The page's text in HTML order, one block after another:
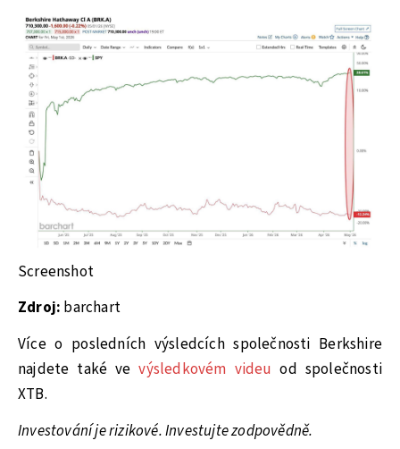
Screenshot
Zdroj: barchart
Více o posledních výsledcích společnosti Berkshire
najdete také vevýsledkovém videu od společnosti
XTB.
Investování je rizikové. Investujte zodpovědně.